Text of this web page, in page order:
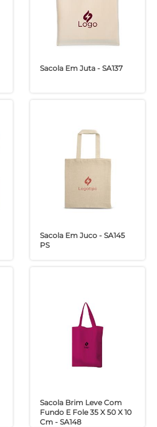
Sacola Em Juta - SA137
Sacola Em Juco - SA145
PS
Sacola Brim Leve Com
Fundo E Fole 35 X 50 X 10
Cm - SA148